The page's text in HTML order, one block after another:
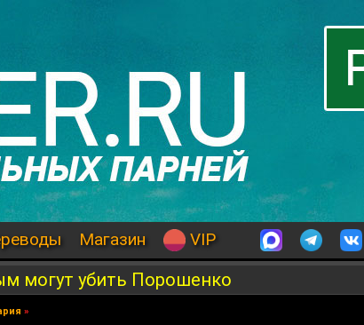
Магазин VIP
могут убить Порошенко
»